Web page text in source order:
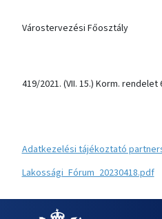
Várostervezési Főosztály
419/2021. (VII. 15.) Korm. rendelet
Adatkezelési tájékoztató
Lakossági_Fórum_20230418.pdf